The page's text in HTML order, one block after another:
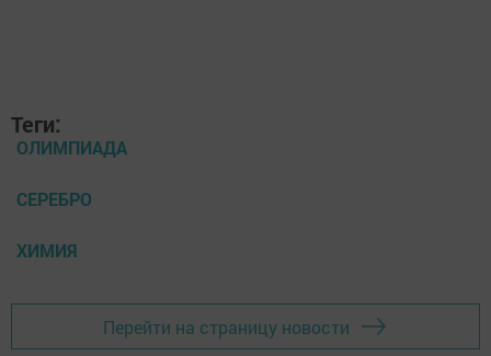
Теги:
ОЛИМПИАДА
СЕРЕБРО
ХИМИЯ
Перейти на страницу новости